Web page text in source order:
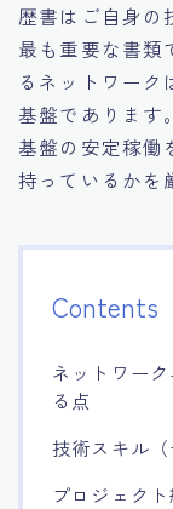
14.デジタル化
歴書はご自身の
最も重要な書類
るネットワー
基盤であります
基盤の安定稼働
持っているかを
Contents
ネットワー
る点
技術スキル
プロジェク